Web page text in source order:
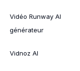
Vidéo Runway AI
générateur
Vidnoz AI